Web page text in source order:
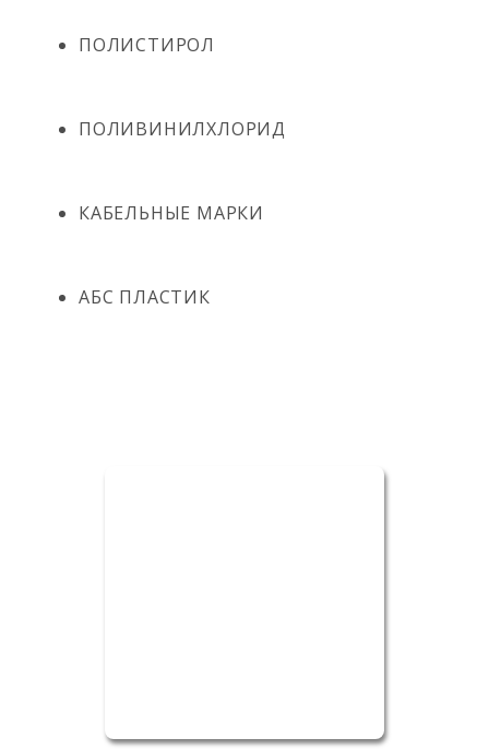
ПОЛИСТИРОЛ
ПОЛИВИНИЛХЛОРИД
КАБЕЛЬНЫЕ МАРКИ
АБС ПЛАСТИК